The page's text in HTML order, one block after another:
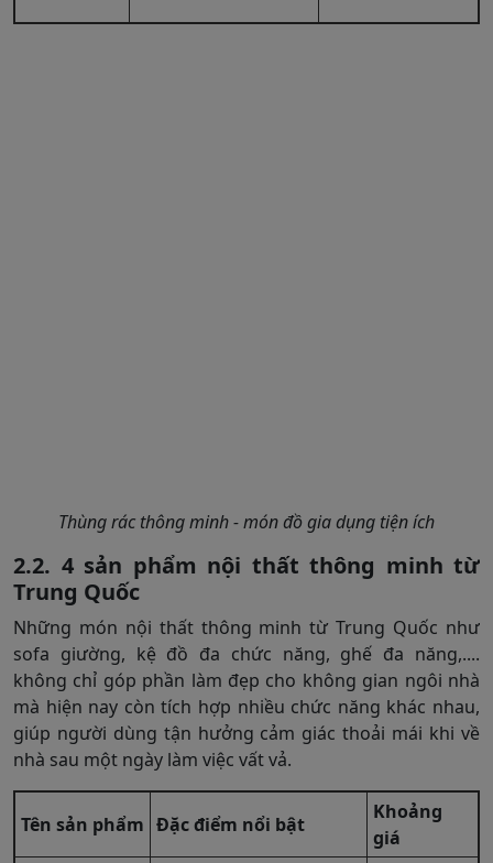
Thùng rác thông minh - món đồ gia dụng tiện ích
2.2. 4 sản phẩm nội thất thông minh từ
Trung Quốc
Những món nội thất thông minh từ Trung Quốc như
sofa giường, kệ đồ đa chức năng, ghế đa năng,....
không chỉ góp phần làm đẹp cho không gian ngôi nhà
mà hiện nay còn tích hợp nhiều chức năng khác nhau,
giúp người dùng tận hưởng cảm giác thoải mái khi về
nhà sau một ngày làm việc vất vả.
Tên sản phẩm Đặc điểm nổi bật
Khoảng
giá